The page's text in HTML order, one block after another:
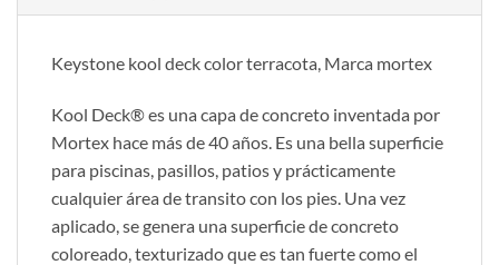
Keystone kool deck color terracota, Marca mortex
Kool Deck® es una capa de concreto inventada por
Mortex hace más de 40 años. Es una bella superficie
para piscinas, pasillos, patios y prácticamente
cualquier área de transito con los pies. Una vez
aplicado, se genera una superficie de concreto
coloreado, texturizado que es tan fuerte como el